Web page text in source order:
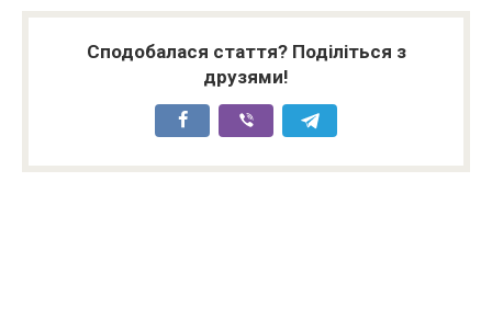
Сподобалася стаття? Поділіться з
друзями!